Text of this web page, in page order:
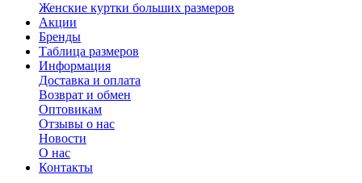
Женские куртки больших размеров
Акции
Бренды
Таблица размеров
Информация
Доставка и оплата
Возврат и обмен
Оптовикам
Отзывы о нас
Новости
О нас
Контакты